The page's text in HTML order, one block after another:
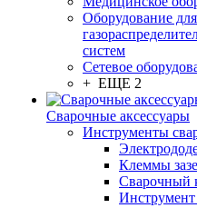
Оборудование для
систем
Сетевое
+ ЕЩЕ 2
Сварочные аксессуары
Инструменты
Клеммы
Сварочный